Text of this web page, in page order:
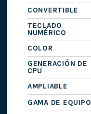
CONVERTIBLE
TECLADO
NUMÉRICO
COLOR
GENERACIÓN DE
CPU
AMPLIABLE
GAMA DE EQUIPO